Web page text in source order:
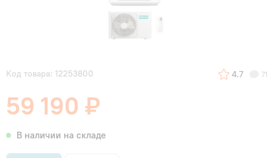
Код товара: 12253800 4.7 71
59 190 ₽
В наличии на складе